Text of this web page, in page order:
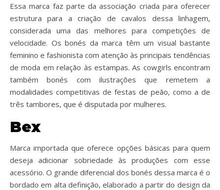
Essa marca faz parte da associação criada para oferecer
estrutura para a criação de cavalos dessa linhagem,
considerada uma das melhores para competições de
velocidade. Os bonés da marca têm um visual bastante
feminino e fashionista com atenção às principais tendências
de moda em relação às estampas. As cowgirls encontram
também bonés com ilustrações que remetem a
modalidades competitivas de festas de peão, como a de
três tambores, que é disputada por mulheres.
Bex
Marca importada que oferece opções básicas para quem
deseja adicionar sobriedade às produções com esse
acessório. O grande diferencial dos bonés dessa marca é o
bordado em alta definição, elaborado a partir do design da